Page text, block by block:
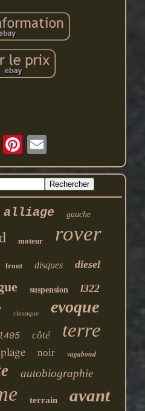
alliage gauche
moteur rover
front disques diesel
suspension l322
classique evoque
l405 côté terre
plage noir vagabond
autobiographie
terrain avant